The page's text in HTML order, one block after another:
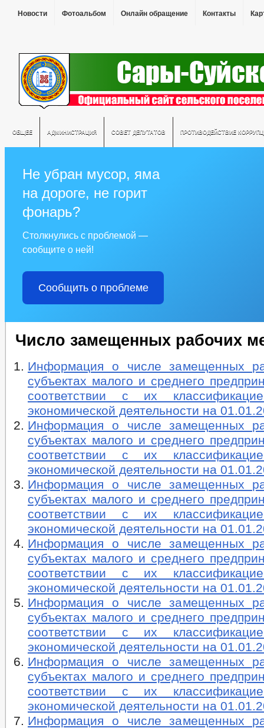
Новости Фотоальбом Онлайн обращение Контакты
ОБЩЕЕ АДМИНИСТРАЦИЯ СОВЕТ ДЕПУТАТОВ ПРОТИВОДЕЙСТВИЕ
Не убран мусор, яма
на дороге, не горит
фонарь?
Столкнулись с проблемой —
сообщите о ней!
Сообщить о проблеме
Число замещенных рабочих
Информация о числе замещенных
субъектах малого и среднего
соответствии с их
экономической деятельности на
Информация о числе замещенных
субъектах малого и среднего
соответствии с их
экономической деятельности на
Информация о числе замещенных
субъектах малого и среднего
соответствии с их
экономической деятельности на
Информация о числе замещенных
субъектах малого и среднего
соответствии с их
экономической деятельности на
Информация о числе замещенных
субъектах малого и среднего
соответствии с их
экономической деятельности на
Информация о числе замещенных
субъектах малого и среднего
соответствии с их
экономической деятельности на
Информация о числе замещенных